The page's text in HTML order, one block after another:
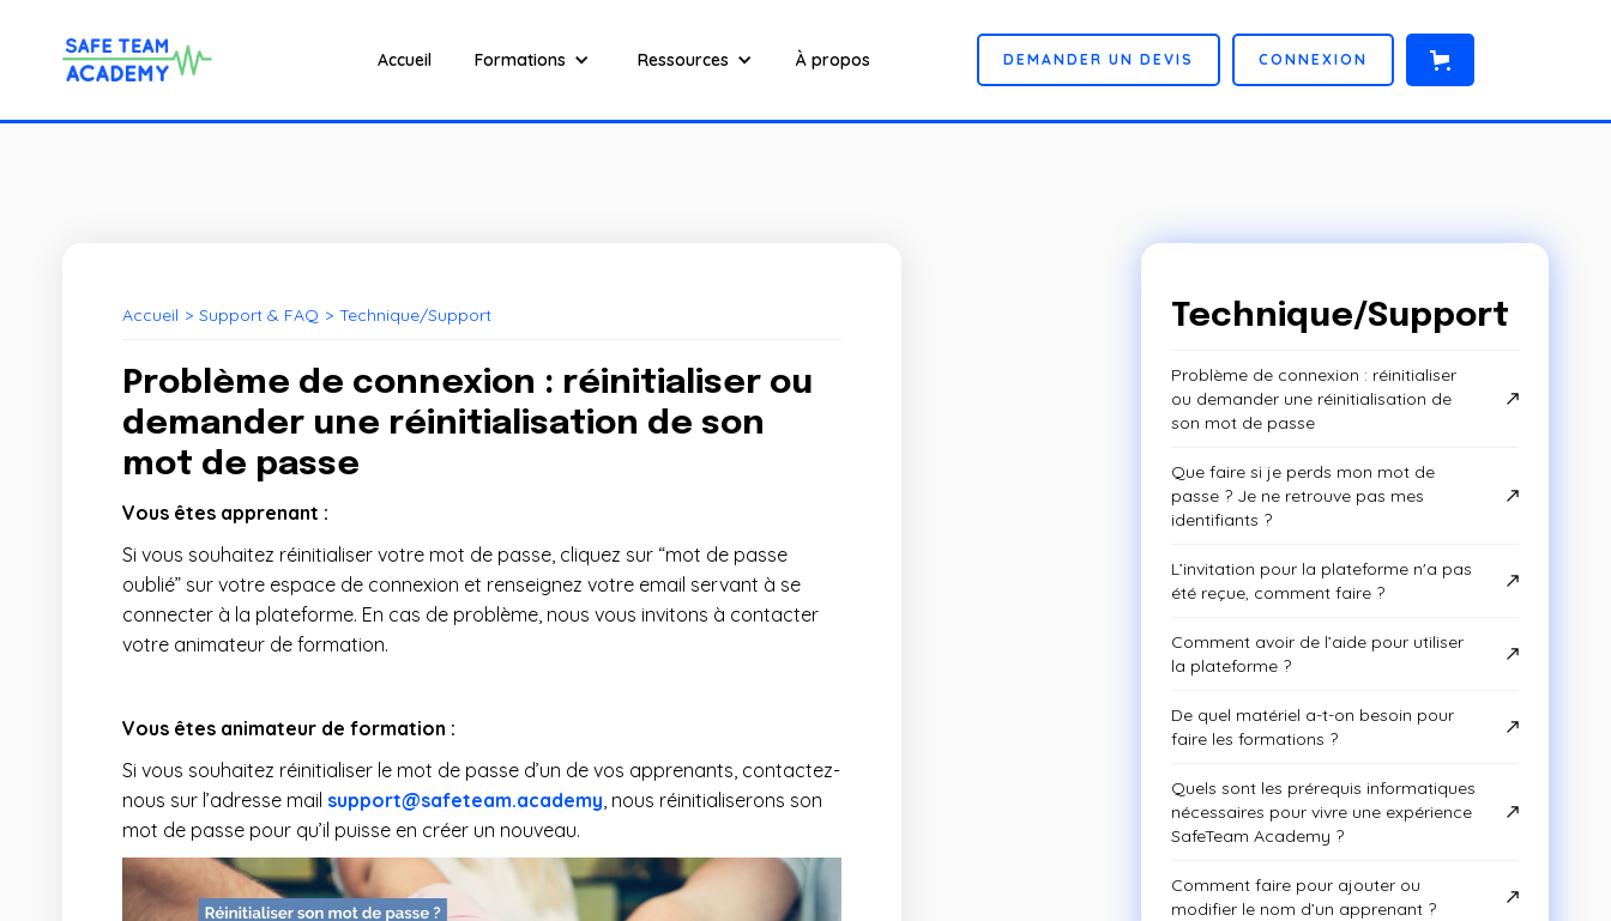
Accueil Formations Ressources À propos DE MANDE R UN DE VIS CONNE XION
Accueil > Support & FAQ > Technique/Support
Problème de connexion : réinitialiser ou
demander une réinitialisation de son
mot de passe
Vous êtes apprenant :
Si vous souhaitez réinitialiser votre mot de passe, cliquez sur “mot de passe
oublié” sur votre espace de connexion et renseignez votre email servant à se
connecter à la plateforme. En cas de problème, nous vous invitons à contacter
votre animateur de formation.
Vous êtes animateur de formation :
Si vous souhaitez réinitialiser le mot de passe d’un de vos apprenants, contactez-
nous sur l’adresse mail support@safeteam.academy, nous réinitialiserons son
mot de passe pour qu’il puisse en créer un nouveau.
Technique/Support
Problème de connexion : réinitialiser
ou demander une réinitialisation de
son mot de passe
Que faire si je perds mon mot de
passe ? Je ne retrouve pas mes
identifiants ?
L’invitation pour la plateforme n'a pas
été reçue, comment faire ?
Comment avoir de l’aide pour utiliser
la plateforme ?
De quel matériel a-t-on besoin pour
faire les formations ?
Quels sont les prérequis informatiques
nécessaires pour vivre une expérience
SafeTeam Academy ?
Comment faire pour ajouter ou
modifier le nom d’un apprenant ?